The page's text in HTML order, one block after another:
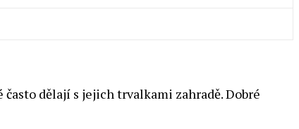
dělají s jejich trvalkami zahradě. Dobré